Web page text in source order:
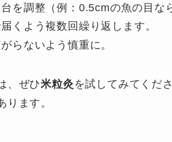
を調整（例：0.5cmの魚の目な
くよう複数回繰り返します。
らないよう慎重に。
、ぜひ米粒灸 を試してみてくだ
ます。